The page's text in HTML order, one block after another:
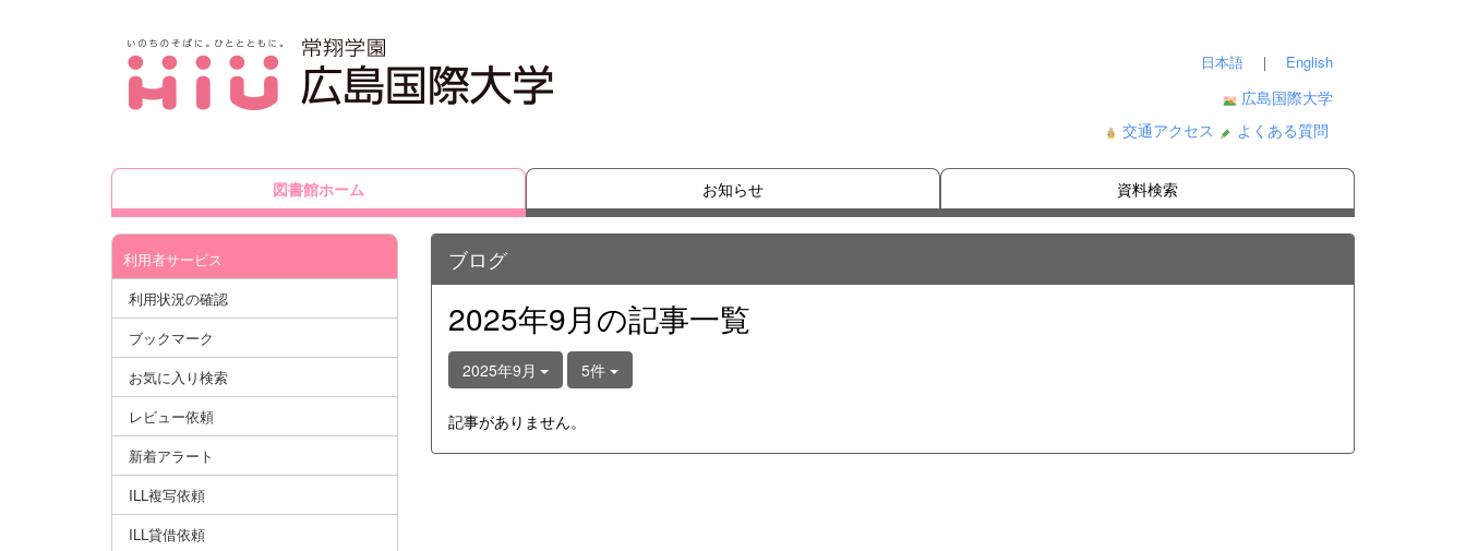
日本語 ｜ English
広島国際大学
交通アクセス
よくある質問
図書館ホーム お知らせ 資料検索
ブログ
2025年9月の記事一覧
2025年9月 5件
記事がありません。
利用者サービス
利用状況の確認
ブックマーク
お気に入り検索
レビュー依頼
新着アラート
ILL複写依頼
ILL貸借依頼